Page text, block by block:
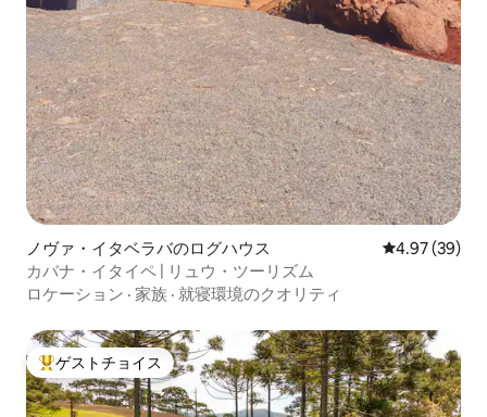
ノヴァ・イタベラバのログハウス レビュー39
4.97 (39)
カバナ・イタイペ | リュウ・ツーリズム
ロケーション · 家族 · 就寝環境のクオリティ
大好評のゲストチョイスです。
ゲストチョイス